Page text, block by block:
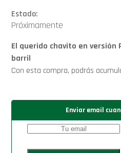
Estado:
Próximamente
El querido chavito en
barril
Con esta compra, podrás
Enviar email